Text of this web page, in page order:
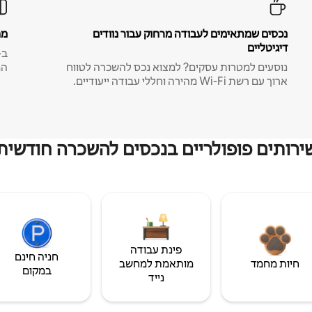
נכסים שמתאימים לעבודה מרחוק עבור נוודים
דיגיטליים
נוסעים למטרות עסקים? למצוא נכס להשכרה לטווח
ארוך עם רשת Wi-Fi מהירה וחללי עבודה ייעודיים.
פופולריים בנכסים להשכרה
חיות מחמד
פינת עבודה
מותאמת למחשב
נייד
חניה חינם
במקום